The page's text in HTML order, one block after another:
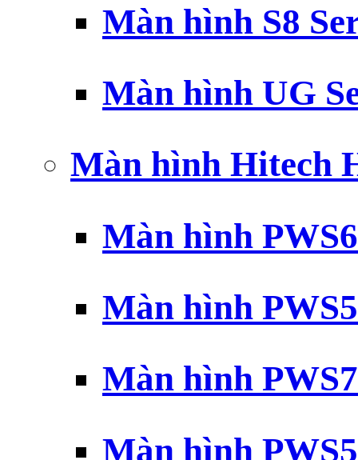
Màn hình S8
Màn hình UG
Màn hình Hitech
Màn hình
Màn hình
Màn hình
Màn hình